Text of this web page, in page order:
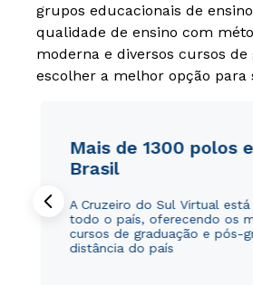
grupos educacionais de
qualidade de ensino com
moderna e diversos cursos
escolher a melhor opção
Mais de 1300 polos
Brasil
A Cruzeiro do Sul Virtual
todo o país, oferecendo os
cursos de graduação e pós-
distância do país